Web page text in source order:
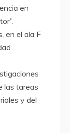
en
en el ala F
las tareas
y del